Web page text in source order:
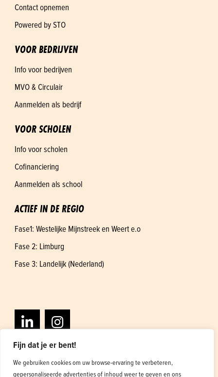
Fijn dat je er bent!
We gebruiken cookies om uw browse-ervaring te verbeteren,
gepersonaliseerde advertenties of inhoud weer te geven en ons
Contact opnemen
Powered by STO
VOOR BEDRIJVEN
Info voor bedrijven
MVO & Circulair
Aanmelden als bedrijf
VOOR SCHOLEN
Info voor scholen
Cofinanciering
Aanmelden als school
ACTIEF IN DE REGIO
Fase1: Westelijke Mijnstreek en Weert e.o
Fase 2: Limburg
Fase 3: Landelijk (Nederland)